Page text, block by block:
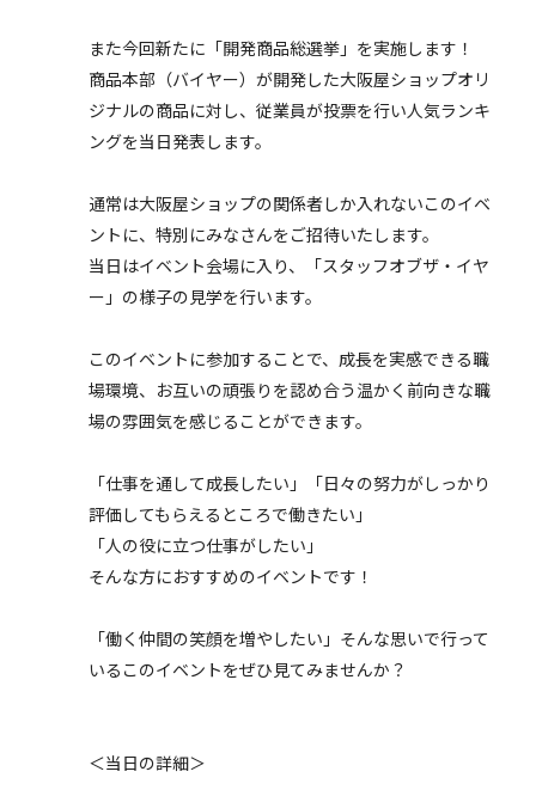
また今回新たに「開発商品総選挙」を実施します！
商品本部（バイヤー）が開発した大阪屋ショップオリ
ジナルの商品に対し、従業員が投票を行い人気ランキ
ングを当日発表します。
通常は大阪屋ショップの関係者しか入れないこのイベ
ントに、特別にみなさんをご招待いたします。
当日はイベント会場に入り、「スタッフオブザ・イヤ
ー」の様子の見学を行います。
このイベントに参加することで、成長を実感できる職
場環境、お互いの頑張りを認め合う温かく前向きな職
場の雰囲気を感じることができます。
「仕事を通して成長したい」「日々の努力がしっかり
評価してもらえるところで働きたい」
「人の役に立つ仕事がしたい」
そんな方におすすめのイベントです！
「働く仲間の笑顔を増やしたい」そんな思いで行って
いるこのイベントをぜひ見てみませんか？
＜当日の詳細＞